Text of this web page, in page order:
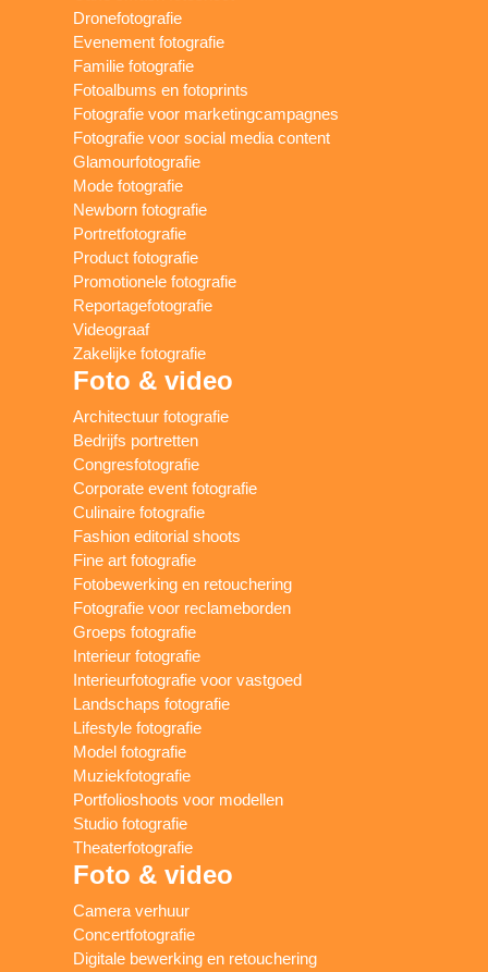
Dronefotografie
Evenement fotografie
Familie fotografie
Fotoalbums en fotoprints
Fotografie voor marketingcampagnes
Fotografie voor social media content
Glamourfotografie
Mode fotografie
Newborn fotografie
Portretfotografie
Product fotografie
Promotionele fotografie
Reportagefotografie
Videograaf
Zakelijke fotografie
Foto & video
Architectuur fotografie
Bedrijfs portretten
Congresfotografie
Corporate event fotografie
Culinaire fotografie
Fashion editorial shoots
Fine art fotografie
Fotobewerking en retouchering
Fotografie voor reclameborden
Groeps fotografie
Interieur fotografie
Interieurfotografie voor vastgoed
Landschaps fotografie
Lifestyle fotografie
Model fotografie
Muziekfotografie
Portfolioshoots voor modellen
Studio fotografie
Theaterfotografie
Foto & video
Camera verhuur
Concertfotografie
Digitale bewerking en retouchering